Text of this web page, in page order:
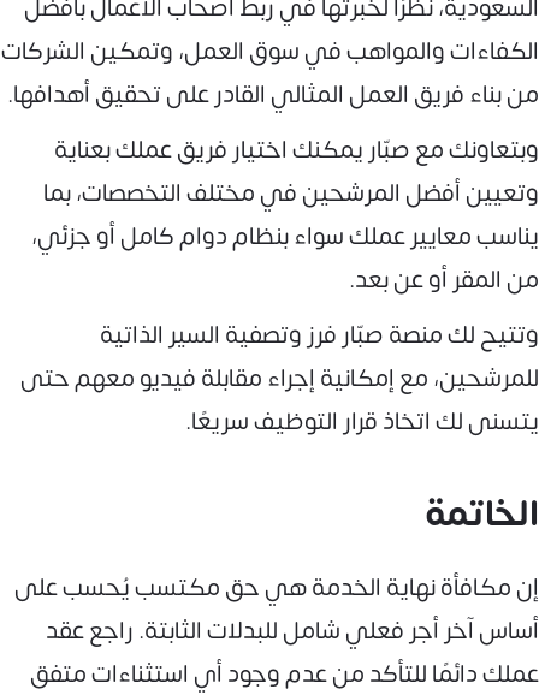
الكفاءات والمواهب في سوق العمل، وتمكين الشركات
من بناء فريق العمل المثالي القادر على تحقيق أهدافها.
وبتعاونك مع صبّار يمكنك اختيار فريق عملك بعناية
وتعيين أفضل المرشحين في مختلف التخصصات، بما
يناسب معايير عملك سواء بنظام دوام كامل أو جزئي،
من المقر أو عن بعد.
وتتيح لك منصة صبّار فرز وتصفية السير الذاتية
للمرشحين، مع إمكانية إجراء مقابلة فيديو معهم حتى
يتسنى لك اتخاذ قرار التوظيف سريعًا.
الخاتمة
إن مكافأة نهاية الخدمة هي حق مكتسب يُحسب على
أساس آخر أجر فعلي شامل للبدلات الثابتة. راجع عقد
عملك دائمًا للتأكد من عدم وجود أي استثناءات متفق